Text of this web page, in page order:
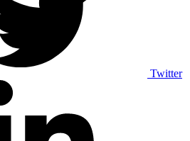
Twitter